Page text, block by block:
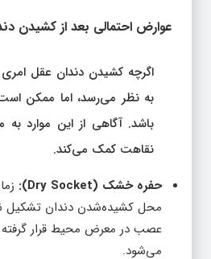
عوارض احتمالی بعد از کشیدن
اگرچه کشیدن دندان عقل امری
به نظر می‌رسد، اما ممکن
باشد. آگاهی از این موارد به
نقاهت کمک می‌کند.
حفره خشک (Dry Socket):
محل کشیده‌شدن دندان تشکیل
عصب در معرض محیط قرار گرفته
می‌شود.